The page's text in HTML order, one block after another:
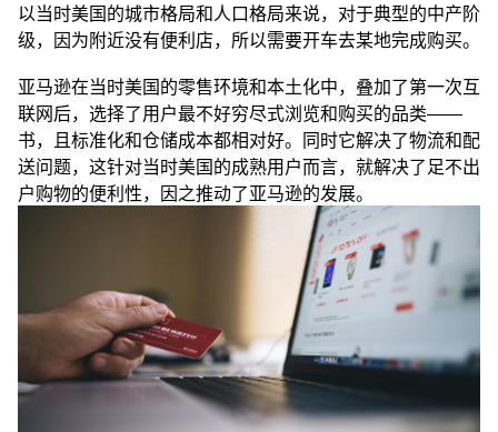
以当时美国的城市格局和人口格局来说，对于典型的中产阶
级，因为附近没有便利店，所以需要开车去某地完成购买。
亚马逊在当时美国的零售环境和本土化中，叠加了第一次互
联网后，选择了用户最不好穷尽式浏览和购买的品类——
书，且标准化和仓储成本都相对好。同时它解决了物流和配
送问题，这针对当时美国的成熟用户而言，就解决了足不出
户购物的便利性，因之推动了亚马逊的发展。